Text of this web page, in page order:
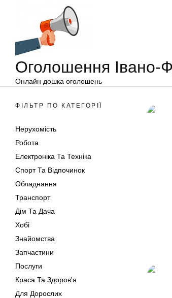
Оголошення Івано-
Онлайн дошка оголошень
ФІЛЬТР ПО КАТЕГОРІЇ
Нерухомість
Робота
Електроніка Та Техніка
Спорт Та Відпочинок
Обладнання
Транспорт
Дім Та Дача
Хобі
Знайомства
Запчастини
Послуги
Краса Та Здоров'я
Для Дорослих